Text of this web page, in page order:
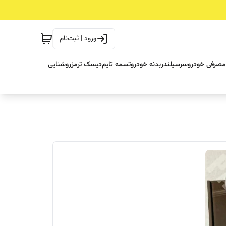
ورود | ثبت‌نام
خودروسرسیلندربدنه خودروتسمه تایمدیسک ترمزروشنایی